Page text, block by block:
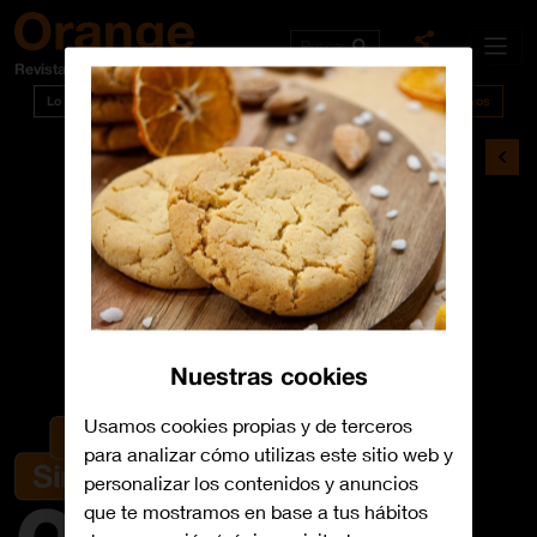
Revista Agosto 2026
Buscar
Lo último Televisión Tarifas Por ser cliente Dispositivos
Zte Stick Google TV 4K
Nuestras cookies
Usamos cookies propias y de terceros
para analizar cómo utilizas este sitio web y
personalizar los contenidos y anuncios
que te mostramos en base a tus hábitos